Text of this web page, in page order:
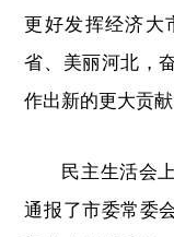
更好发挥经济大
省、美丽河北，
作出新的更大贡献
民主生活会
通报了市委常委